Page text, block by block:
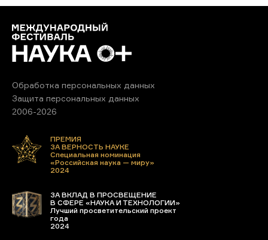
Обработка персональных данных
Защита персональных данных
2006-2026
ПРЕМИЯ
ЗА ВЕРНОСТЬ НАУКЕ
Специальная номинация
«Российская наука — миру»
2024
ЗА ВКЛАД В ПРОСВЕЩЕНИЕ
В СФЕРЕ «НАУКА И ТЕХНОЛОГИИ»
Лучший просветительский проект
года
2024